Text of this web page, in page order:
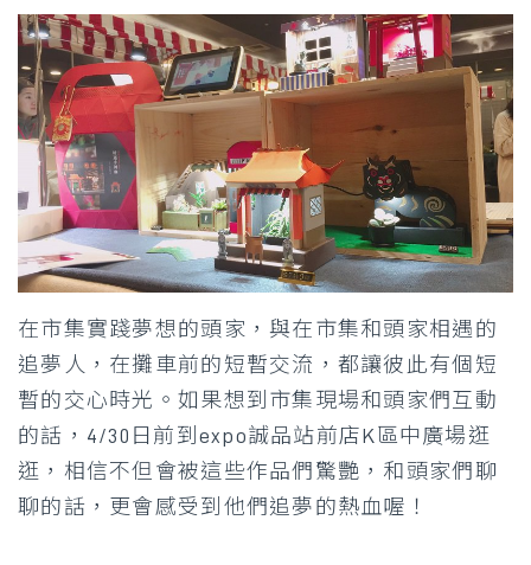
在市集實踐夢想的頭家，與在市集和頭家相遇的
追夢人，在攤車前的短暫交流，都讓彼此有個短
暫的交心時光。如果想到市集現場和頭家們互動
的話，4/30日前到expo誠品站前店K區中廣場逛
逛，相信不但會被這些作品們驚艷，和頭家們聊
聊的話，更會感受到他們追夢的熱血喔！